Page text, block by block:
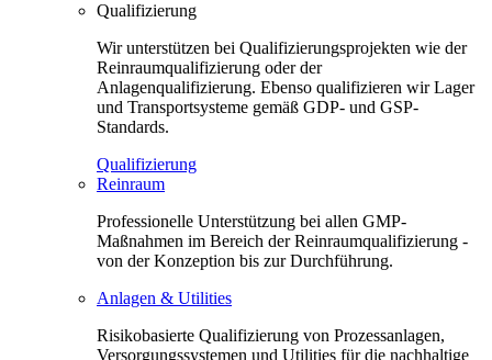
Qualifizierung
Wir unterstützen bei Qualifizierungsprojekten wie der
Reinraumqualifizierung oder der
Anlagenqualifizierung. Ebenso qualifizieren wir Lager
und Transportsysteme gemäß GDP- und GSP-
Standards.
Qualifizierung
Reinraum
Professionelle Unterstützung bei allen GMP-
Maßnahmen im Bereich der Reinraumqualifizierung -
von der Konzeption bis zur Durchführung.
Anlagen & Utilities
Risikobasierte Qualifizierung von Prozessanlagen,
Versorgungssystemen und Utilities für die nachhaltige